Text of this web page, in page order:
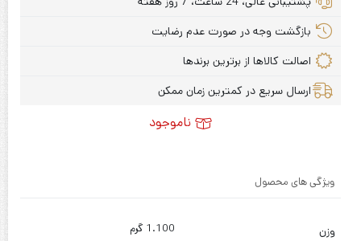
بازگشت وجه در صورت عدم رضایت
اصالت کالاها از برترین برندها
ارسال سریع در کمترین زمان ممکن
ناموجود
ویژگی های محصول
وزن 1.100 گرم